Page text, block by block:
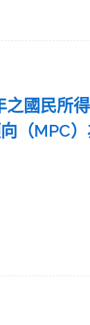
之國民所
（MPC